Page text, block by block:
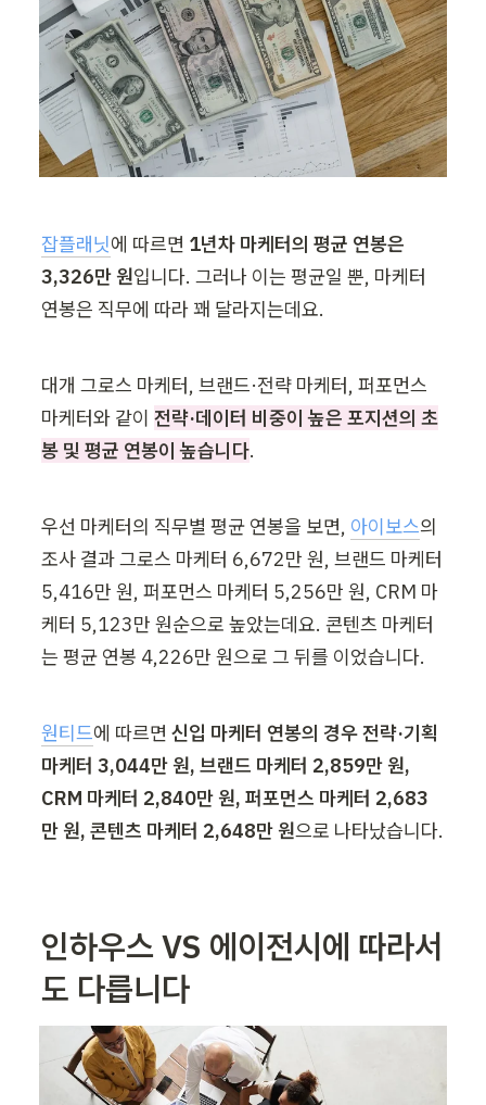
잡플래닛에 따르면 1년차 마케터의 평균 연봉은
3,326만 원입니다. 그러나 이는 평균일 뿐, 마케터
연봉은 직무에 따라 꽤 달라지는데요.
대개 그로스 마케터, 브랜드·전략 마케터, 퍼포먼스
마케터와 같이 전략·데이터 비중이 높은 포지션의 초
봉 및 평균 연봉이 높습니다.
우선 마케터의 직무별 평균 연봉을 보면, 아이보스의
조사 결과 그로스 마케터 6,672만 원, 브랜드 마케터
5,416만 원, 퍼포먼스 마케터 5,256만 원, CRM 마
케터 5,123만 원순으로 높았는데요. 콘텐츠 마케터
는 평균 연봉 4,226만 원으로 그 뒤를 이었습니다.
원티드에 따르면 신입 마케터 연봉의 경우 전략·기획
마케터 3,044만 원, 브랜드 마케터 2,859만 원,
CRM 마케터 2,840만 원, 퍼포먼스 마케터 2,683
만 원, 콘텐츠 마케터 2,648만 원으로 나타났습니다.
인하우스 VS 에이전시에 따라서
도 다릅니다